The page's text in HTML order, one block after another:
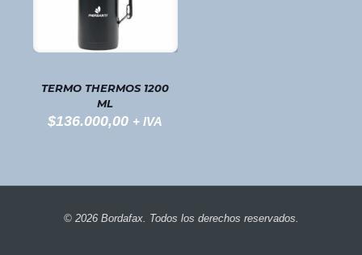
TERMO THERMOS 1200
ML
$136.000,00 + IVA
© 2026 Bordafax. Todos los derechos reservados.